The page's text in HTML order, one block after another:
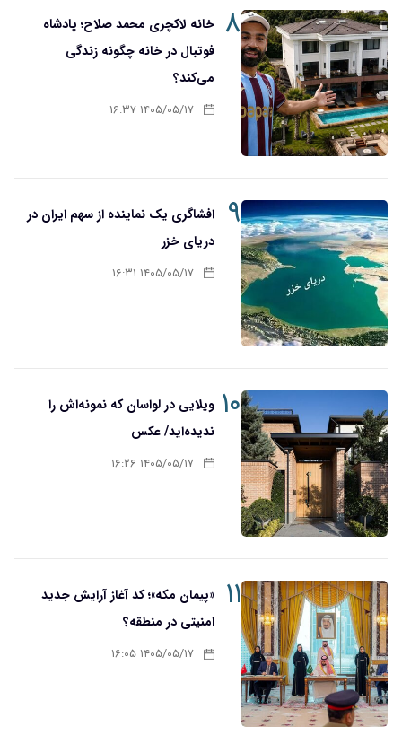
۸ خانه لاکچری محمد صلاح؛ پادشاه
فوتبال در خانه چگونه زندگی
می‌کند؟
۱۴۰۵/۰۵/۱۷ ۱۶:۳۷
۹
افشاگری یک نماینده از سهم ایران در
دریای خزر
۱۴۰۵/۰۵/۱۷ ۱۶:۳۱
۱۰
ویلایی در لواسان که نمونه‌اش را
ندیده‌اید/ عکس
۱۴۰۵/۰۵/۱۷ ۱۶:۲۶
۱۱ «پیمان مکه»؛ کد آغاز آرایش جدید
امنیتی در منطقه؟
۱۴۰۵/۰۵/۱۷ ۱۶:۰۵